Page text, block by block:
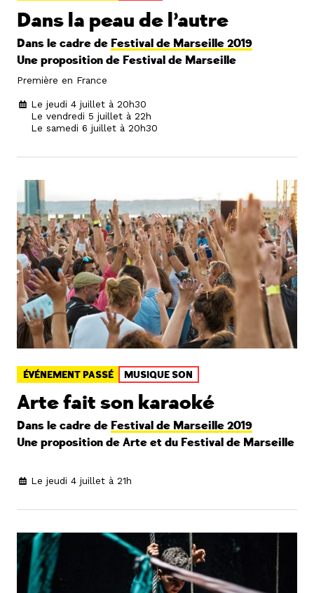
Dans la peau de l’autre
Dans le cadre de Festival de Marseille 2019
Une proposition de Festival de Marseille
Première en France
Le jeudi 4 juillet à 20h30
Le vendredi 5 juillet à 22h
Le samedi 6 juillet à 20h30
ÉVÉNEMENT PASSÉ MUSIQUE SON
Arte fait son karaoké
Dans le cadre de Festival de Marseille 2019
Une proposition de Arte et du Festival de Marseille
Le jeudi 4 juillet à 21h